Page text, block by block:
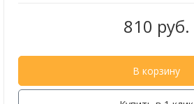
810 руб.
В корзину